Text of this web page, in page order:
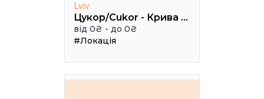
Lviv
Цукор/Cukor - Крива Липа, 3
від 0₴ - до 0₴
#Локація